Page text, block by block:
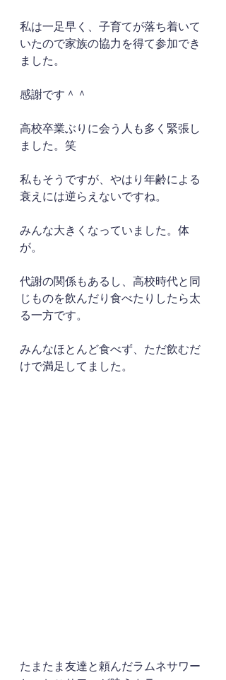
私は一足早く、子育てが落ち着いて
いたので家族の協力を得て参加でき
ました。
感謝です＾＾
高校卒業ぶりに会う人も多く緊張し
ました。笑
私もそうですが、やはり年齢による
衰えには逆らえないですね。
みんな大きくなっていました。体
が。
代謝の関係もあるし、高校時代と同
じものを飲んだり食べたりしたら太
る一方です。
みんなほとんど食べず、ただ飲むだ
けで満足してました。
たまたま友達と頼んだラムネサワー